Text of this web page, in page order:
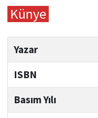
Künye
Yazar
ISBN
Basım Yılı